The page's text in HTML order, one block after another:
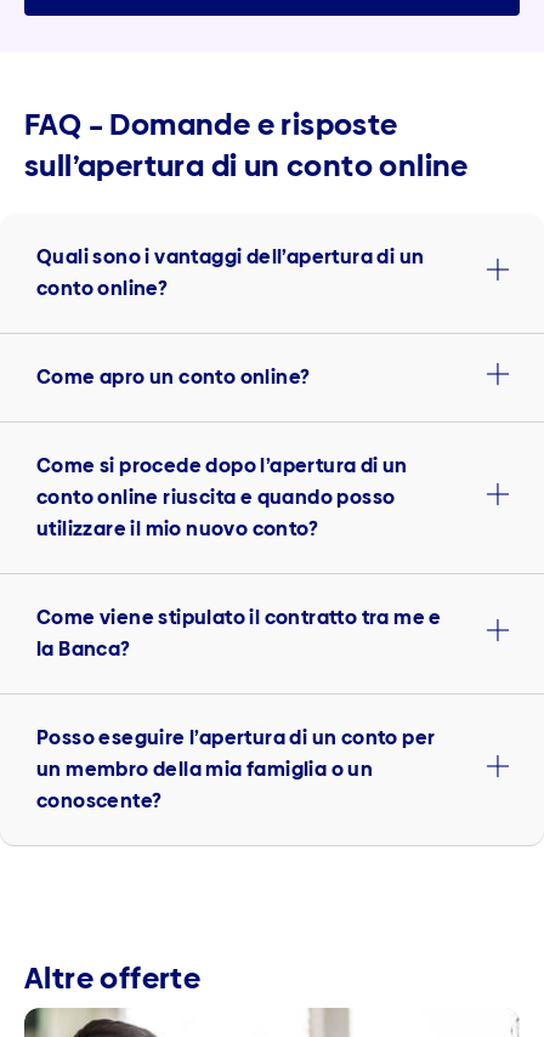
FAQ – Domande e risposte
sull’apertura di un conto online
Quali sono i vantaggi dell’apertura di un
conto online?
Come apro un conto online?
Come si procede dopo l’apertura di un
conto online riuscita e quando posso
utilizzare il mio nuovo conto?
Come viene stipulato il contratto tra me e
la Banca?
Posso eseguire l’apertura di un conto per
un membro della mia famiglia o un
conoscente?
Altre offerte